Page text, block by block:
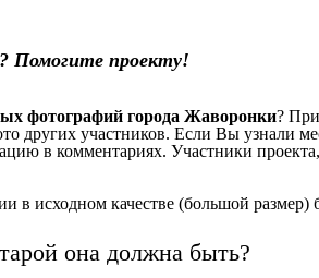
Помогите проекту!
фотографий города Жаворонки?
других участников. Если Вы узнали
в комментариях. Участники
исходном качестве (большой размер)
она должна быть?